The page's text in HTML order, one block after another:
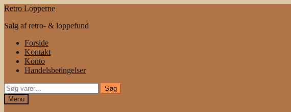
Spring
navigation
Spring
indhold
Retro Lopperne
Salg af retro- & loppefund
Forside
Kontakt
Konto
Handelsbetingelser
Søg
efter:
Søg
Menu